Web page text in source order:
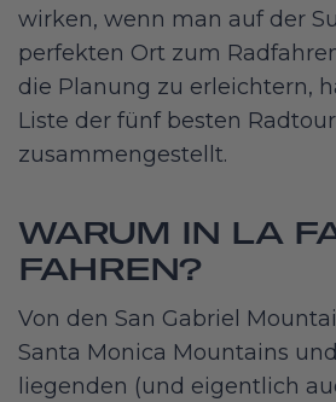
wirken, wenn man auf der
perfekten Ort zum
die Planung zu erleichtern,
Liste der fünf besten
zusammengestellt.
WARUM IN LA
FAHREN?
Von den San Gabriel
Santa Monica Mountains
liegenden (und eigentlich